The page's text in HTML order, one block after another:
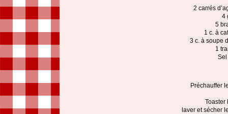
2 carrés
4
5
1 c. à
3 c. à soupe
1
Sel
Préchauffer
Toaster
laver et sécher